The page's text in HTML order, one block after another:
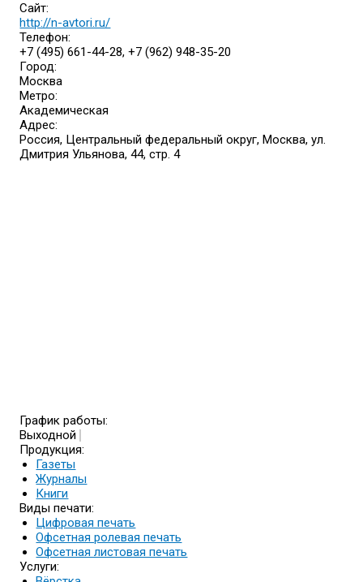
Сайт:
http://n-avtori.ru/
Телефон:
+7 (495) 661-44-28, +7 (962) 948-35-20
Город:
Москва
Метро:
Академическая
Адрес:
Россия, Центральный федеральный округ, Москва, ул.
Дмитрия Ульянова, 44, стр. 4
График работы:
Выходной
Продукция:
Газеты
Журналы
Книги
Виды печати:
Цифровая печать
Офсетная ролевая печать
Офсетная листовая печать
Услуги: